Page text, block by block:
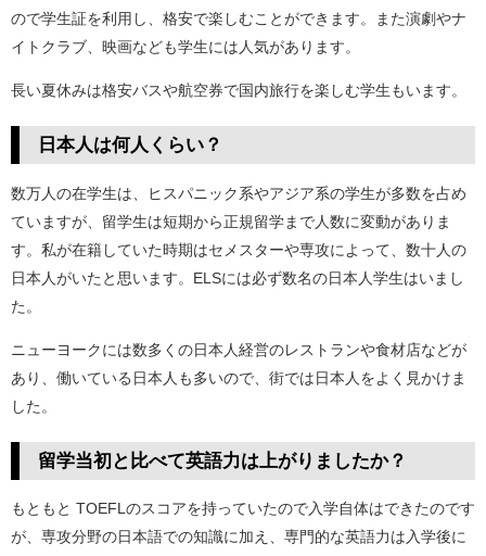
ので学生証を利用し、格安で楽しむことができます。また演劇やナ
イトクラブ、映画なども学生には人気があります。
長い夏休みは格安バスや航空券で国内旅行を楽しむ学生もいます。
日本人は何人くらい？
数万人の在学生は、ヒスパニック系やアジア系の学生が多数を占め
ていますが、留学生は短期から正規留学まで人数に変動がありま
す。私が在籍していた時期はセメスターや専攻によって、数十人の
日本人がいたと思います。ELSには必ず数名の日本人学生はいまし
た。
ニューヨークには数多くの日本人経営のレストランや食材店などが
あり、働いている日本人も多いので、街では日本人をよく見かけま
した。
留学当初と比べて英語力は上がりましたか？
もともと TOEFLのスコアを持っていたので入学自体はできたのです
が、専攻分野の日本語での知識に加え、専門的な英語力は入学後に